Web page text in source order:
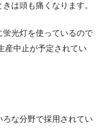
は頭も痛くなります。
光灯を使っているので
産中止が予定されてい
な分野で採用されてい